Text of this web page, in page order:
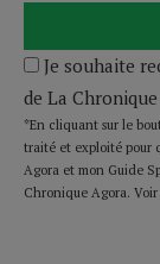
Je souhaite
de La
*En cliquant sur le
traité et exploité pour
Agora et mon Guide
Chronique Agora.